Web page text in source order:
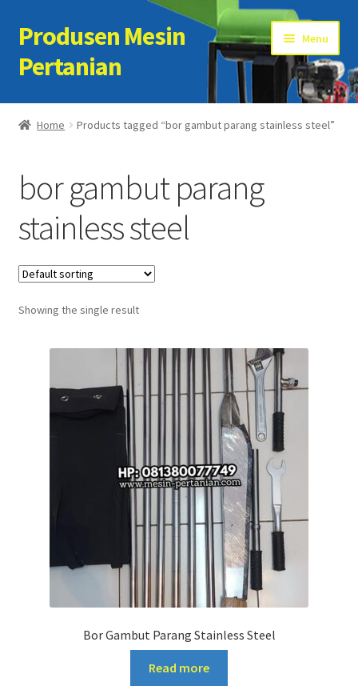
Skip
to
navigation
Skip
to
content
Produsen Mesin
Pertanian
Menu
Home
Cart
Checkout
Kontak Kami
My account
Home Products tagged “bor gambut parang stainless steel”
bor gambut parang
stainless steel
Showing the single result
Bor Gambut Parang Stainless Steel
Read more